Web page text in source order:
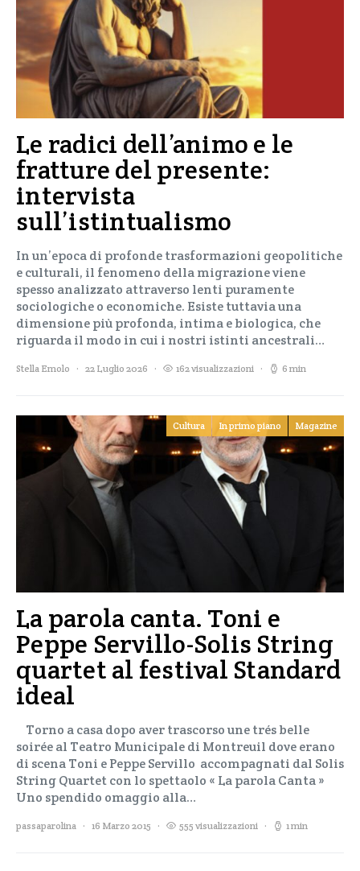
Le radici dell’animo e le
fratture del presente:
intervista
sull’istintualismo
In un’epoca di profonde trasformazioni geopolitiche
e culturali, il fenomeno della migrazione viene
spesso analizzato attraverso lenti puramente
sociologiche o economiche. Esiste tuttavia una
dimensione più profonda, intima e biologica, che
riguarda il modo in cui i nostri istinti ancestrali…
Stella Emolo 22 Luglio 2026 162 visualizzazioni 6 min
Cultura In primo piano Magazine
La parola canta. Toni e
Peppe Servillo-Solis String
quartet al festival Standard
ideal
Torno a casa dopo aver trascorso une trés belle
soirée al Teatro Municipale di Montreuil dove erano
di scena Toni e Peppe Servillo accompagnati dal Solis
String Quartet con lo spettaolo « La parola Canta »
Uno spendido omaggio alla…
passaparolina 16 Marzo 2015 555 visualizzazioni 1 min